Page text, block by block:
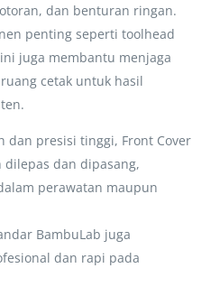
dan benturan ringan.
penting seperti toolhead
juga membantu menjaga
cetak untuk hasil
dan presisi tinggi, Front Cover
dan dipasang,
perawatan maupun
BambuLab juga
dan rapi pada